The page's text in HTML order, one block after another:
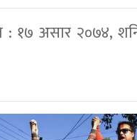
: १७ असार २०७४,